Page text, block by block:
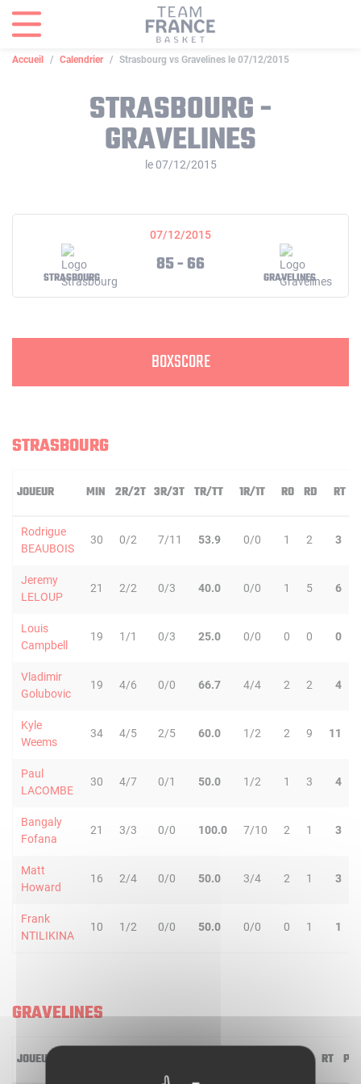
Accueil Calendrier Strasbourg vs Gravelines le 07/12/2015
STRASBOURG -
GRAVELINES
le 07/12/2015
07/12/2015
STRASBOURG
85 - 66
GRAVELINES
BOXSCORE
STRASBOURG
JOUEUR MIN 2R/2T 3R/3T TR/TT 1R/1T RO RD RT
Rodrigue
BEAUBOIS
30 0/2 7/11 53.9 0/0 1 2 3
Jeremy
LELOUP
21 2/2 0/3 40.0 0/0 1 5 6
Louis
Campbell
19 1/1 0/3 25.0 0/0 0 0 0
Vladimir
Golubovic
19 4/6 0/0 66.7 4/4 2 2 4
Kyle
Weems
34 4/5 2/5 60.0 1/2 2 9 11
Paul
LACOMBE
30 4/7 0/1 50.0 1/2 1 3 4
Bangaly
Fofana
21 3/3 0/0 100.0 7/10 2 1 3
Matt
Howard
16 2/4 0/0 50.0 3/4 2 1 3
Frank
NTILIKINA
10 1/2 0/0 50.0 0/0 0 1 1
GRAVELINES
JOUEUR RT PD
Panneau de gestion des cookies